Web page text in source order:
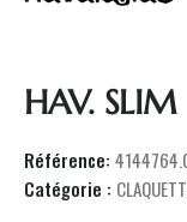
HAV. SLIM
Référence:
Catégorie :